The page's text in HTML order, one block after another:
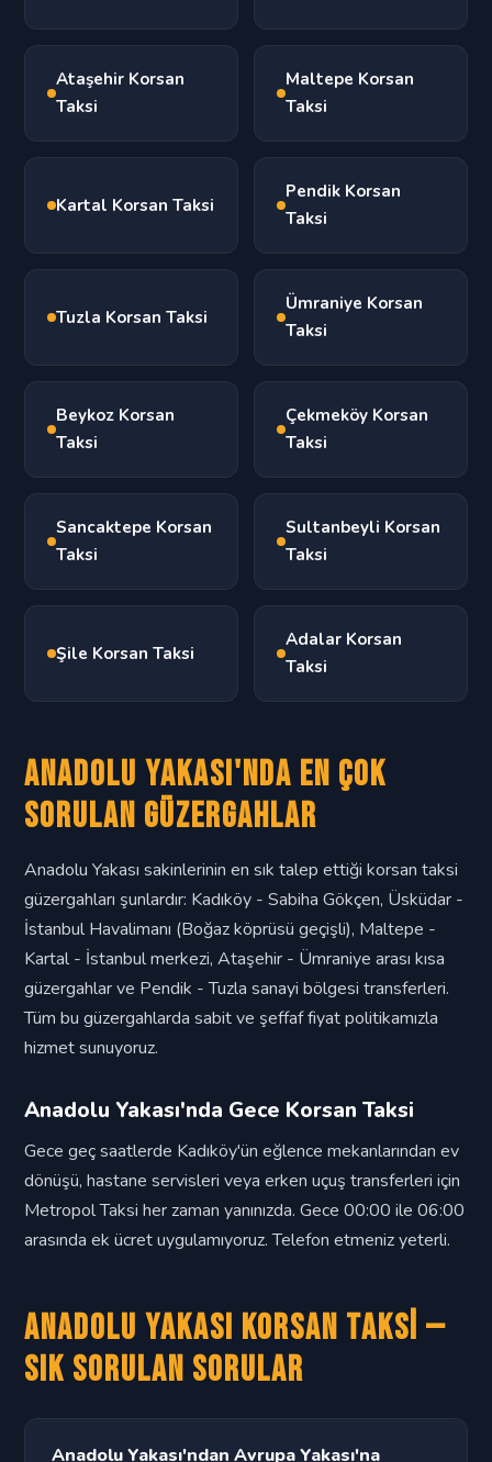
Ataşehir Korsan
Taksi
Maltepe Korsan
Taksi
Kartal Korsan Taksi
Pendik Korsan
Taksi
Tuzla Korsan Taksi
Ümraniye Korsan
Taksi
Beykoz Korsan
Taksi
Çekmeköy Korsan
Taksi
Sancaktepe Korsan
Taksi
Sultanbeyli Korsan
Taksi
Şile Korsan Taksi
Adalar Korsan
Taksi
Anadolu Yakası'nda En Çok
Sorulan Güzergahlar
Anadolu Yakası sakinlerinin en sık talep ettiği korsan taksi
güzergahları şunlardır: Kadıköy - Sabiha Gökçen, Üsküdar -
İstanbul Havalimanı (Boğaz köprüsü geçişli), Maltepe -
Kartal - İstanbul merkezi, Ataşehir - Ümraniye arası kısa
güzergahlar ve Pendik - Tuzla sanayi bölgesi transferleri.
Tüm bu güzergahlarda sabit ve şeffaf fiyat politikamızla
hizmet sunuyoruz.
Anadolu Yakası'nda Gece Korsan Taksi
Gece geç saatlerde Kadıköy'ün eğlence mekanlarından ev
dönüşü, hastane servisleri veya erken uçuş transferleri için
Metropol Taksi her zaman yanınızda. Gece 00:00 ile 06:00
arasında ek ücret uygulamıyoruz. Telefon etmeniz yeterli.
Anadolu Yakası Korsan Taksi —
Sık Sorulan Sorular
Anadolu Yakası'ndan Avrupa Yakası'na